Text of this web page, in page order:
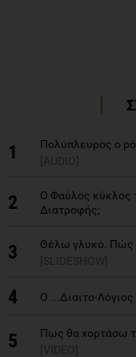
1
Πολύπλευρος ο
[AUDIO]
2
Ο Φαύλος κύκλος
Διατροφής;
3
Θέλω γλυκό. Πώς
[SLIDESHOW]
4 O ...Διαιτο-Λόγιος
5
Πως θα χορτάσω
[VIDEO]